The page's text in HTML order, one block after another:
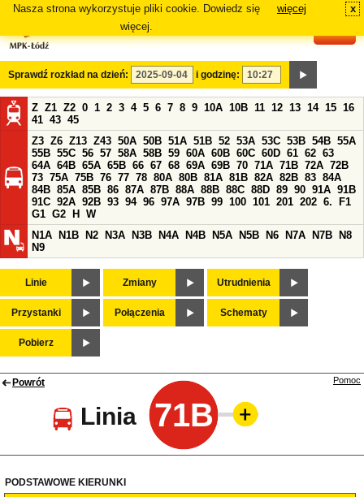
Nasza strona wykorzystuje pliki cookie. Dowiedz się
więcej.
więcej x
Sprawdź rozkład na dzień: i godzinę:
Z Z1 Z2 0 1 2 3 4 5 6 7 8 9 10A 10B 11 12 13 14 15 16
41 43 45
Z3 Z6 Z13 Z43 50A 50B 51A 51B 52 53A 53C 53B 54B 55A
55B 55C 56 57 58A 58B 59 60A 60B 60C 60D 61 62 63
64A 64B 65A 65B 66 67 68 69A 69B 70 71A 71B 72A 72B
73 75A 75B 76 77 78 80A 80B 81A 81B 82A 82B 83 84A
84B 85A 85B 86 87A 87B 88A 88B 88C 88D 89 90 91A 91B
91C 92A 92B 93 94 96 97A 97B 99 100 101 201 202 6.
F1
G1 G2 H
W
N1A
N1B N2 N3A N3B N4A N4B N5A N5B N6 N7A N7B
N8
N9
Linie Zmiany Utrudnienia
Przystanki Połączenia Schematy
Pobierz
Powrót
Linia 71B
Pomoc
PODSTAWOWE KIERUNKI